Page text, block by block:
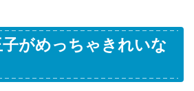
がめっちゃきれいな